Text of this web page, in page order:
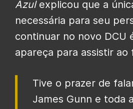
Azulexplicou que a
necessária para seu
continuar no novo DCU
apareça para assistir ao
Tive o prazer de
James Gunn e toda